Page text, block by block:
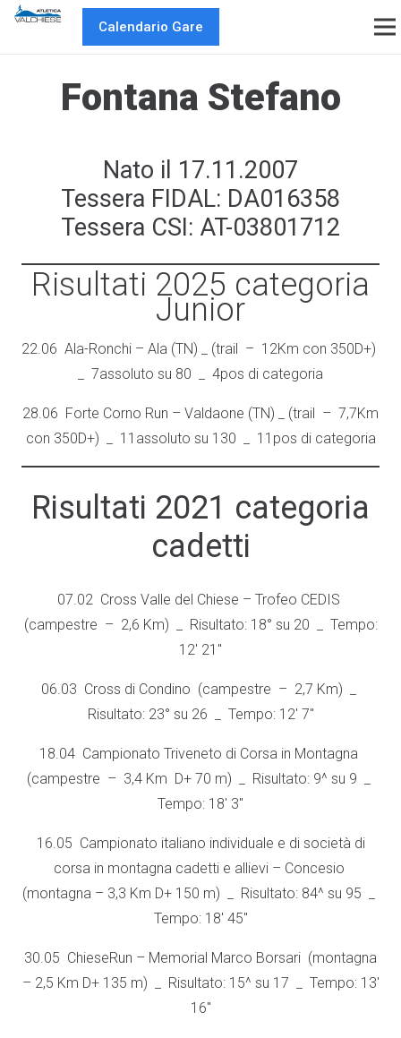
Calendario Gare
Fontana Stefano
Nato il 17.11.2007
Tessera FIDAL: DA016358
Tessera CSI: AT-03801712
Risultati 2025 categoria
Junior
22.06 Ala-Ronchi – Ala (TN) _ (trail – 12Km con 350D+)
_ 7assoluto su 80 _ 4pos di categoria
28.06 Forte Corno Run – Valdaone (TN) _ (trail – 7,7Km
con 350D+) _ 11assoluto su 130 _ 11pos di categoria
Risultati 2021 categoria
cadetti
07.02 Cross Valle del Chiese – Trofeo CEDIS
(campestre – 2,6 Km) _ Risultato: 18° su 20 _ Tempo:
12′ 21″
06.03 Cross di Condino (campestre – 2,7 Km) _
Risultato: 23° su 26 _ Tempo: 12′ 7″
18.04 Campionato Triveneto di Corsa in Montagna
(campestre – 3,4 Km D+ 70 m) _ Risultato: 9^ su 9 _
Tempo: 18′ 3″
16.05 Campionato italiano individuale e di società di
corsa in montagna cadetti e allievi – Concesio
(montagna – 3,3 Km D+ 150 m) _ Risultato: 84^ su 95 _
Tempo: 18′ 45″
30.05 ChieseRun – Memorial Marco Borsari (montagna
– 2,5 Km D+ 135 m) _ Risultato: 15^ su 17 _ Tempo: 13′
16″